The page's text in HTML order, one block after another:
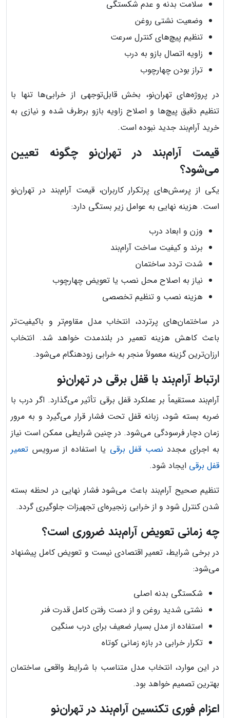
سلامت بدنه و عدم شکستگی
وضعیت نشتی روغن
تنظیم پیچ‌های کنترل سرعت
زاویه اتصال بازو به درب
تراز بودن چهارچوب
در پروژه‌های تهران‌نو، بخش قابل‌توجهی از خرابی‌ها تنها با
تنظیم دقیق پیچ‌ها و اصلاح زاویه بازو برطرف شده و نیازی به
خرید آرام‌بند جدید نبوده است.
قیمت آرام‌بند در تهران‌نو چگونه تعیین
می‌شود؟
یکی از پرسش‌های پرتکرار کاربران، قیمت آرام‌بند در تهران‌نو
است. هزینه نهایی به عوامل زیر بستگی دارد:
وزن و ابعاد درب
برند و کیفیت ساخت آرام‌بند
شدت تردد ساختمان
نیاز به اصلاح محل نصب یا تعویض چهارچوب
هزینه نصب و تنظیم تخصصی
در ساختمان‌های پرتردد، انتخاب مدل مقاوم‌تر و باکیفیت‌تر
باعث کاهش هزینه تعمیر در بلندمدت خواهد شد. انتخاب
ارزان‌ترین گزینه معمولاً منجر به خرابی زودهنگام می‌شود.
ارتباط آرام‌بند با قفل برقی در تهران‌نو
آرام‌بند مستقیماً بر عملکرد قفل برقی تأثیر می‌گذارد. اگر درب با
ضربه بسته شود، زبانه قفل تحت فشار قرار می‌گیرد و به مرور
زمان دچار فرسودگی می‌شود. در چنین شرایطی ممکن است نیاز
به اجرای مجدد نصب قفل برقی یا استفاده از سرویس تعمیر
قفل برقی ایجاد شود.
تنظیم صحیح آرام‌بند باعث می‌شود فشار نهایی در لحظه بسته
شدن کنترل شود و از خرابی زنجیره‌ای تجهیزات جلوگیری گردد.
چه زمانی تعویض آرام‌بند ضروری است؟
در برخی شرایط، تعمیر اقتصادی نیست و تعویض کامل پیشنهاد
می‌شود:
شکستگی بدنه اصلی
نشتی شدید روغن و از دست رفتن کامل قدرت فنر
استفاده از مدل بسیار ضعیف برای درب سنگین
تکرار خرابی در بازه زمانی کوتاه
در این موارد، انتخاب مدل متناسب با شرایط واقعی ساختمان
بهترین تصمیم خواهد بود.
اعزام فوری تکنسین آرام‌بند در تهران‌نو